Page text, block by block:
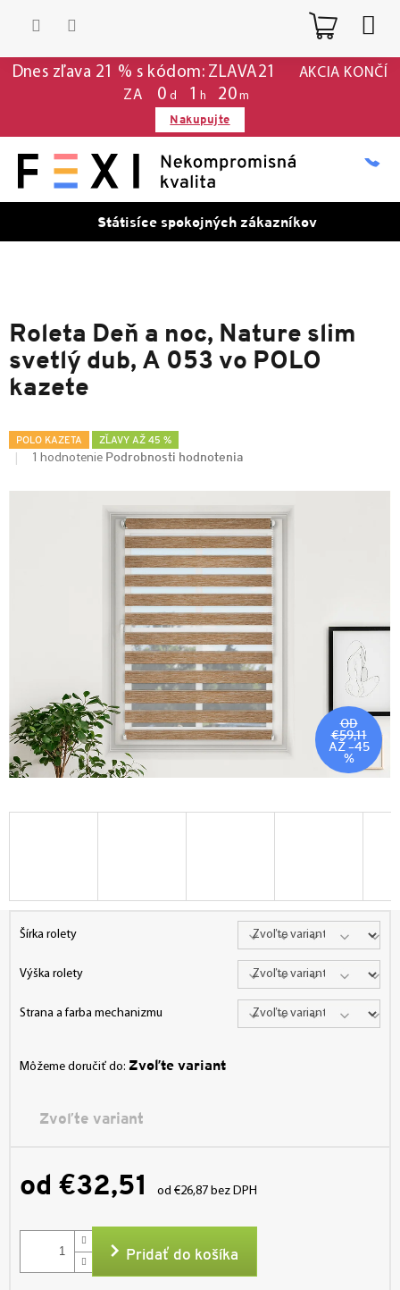
Dnes zľava 21 % s kódom: ZLAVA21
AKCIA KONČÍ
ZA
0 d 1 h 20 m
Nakupujte
Státisíce spokojných zákazníkov
Roleta Deň a noc, Nature slim
svetlý dub, A 053 vo POLO
kazete
POLO KAZETA ZĽAVY AŽ 45 %
1 hodnotenie Podrobnosti hodnotenia
OD
€59,11
AŽ –45
%
od €32,51 od €26,87 bez DPH
cena:
Šírka rolety
Výška rolety
Strana a farba mechanizmu
Môžeme doručiť do: Zvoľte variant
Zvoľte variant
Pridať do košíka